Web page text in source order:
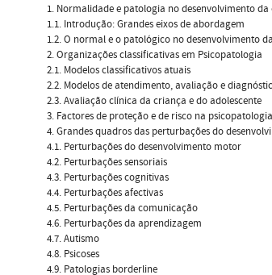
1. Normalidade e patologia no desenvolvimento
1.1. Introdução: Grandes eixos de abordagem
1.2. O normal e o patológico no desenvolvimento
2. Organizações classificativas em Psicopatologia
2.1. Modelos classificativos atuais
2.2. Modelos de atendimento, avaliação e
2.3. Avaliação clínica da criança e do adolescente
3. Factores de proteção e de risco na
4. Grandes quadros das perturbações do
4.1. Perturbações do desenvolvimento motor
4.2. Perturbações sensoriais
4.3. Perturbações cognitivas
4.4. Perturbações afectivas
4.5. Perturbações da comunicação
4.6. Perturbações da aprendizagem
4.7. Autismo
4.8. Psicoses
4.9. Patologias borderline